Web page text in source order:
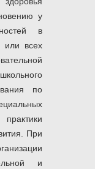
у
в
или всех
по
При
и